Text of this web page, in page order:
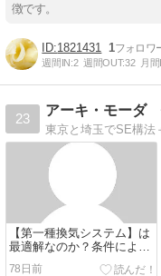
徴です。
1821431 1
週間IN:2 週間OUT:32 月
23
アーキ・モーダ
【第一種換気システム】は
最適解なのか？条件によっ
て変わるその答えとは
78日前